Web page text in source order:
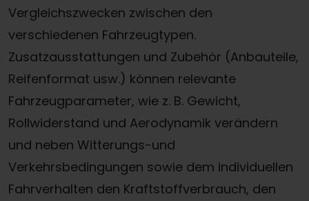
Vergleichszwecken zwischen den
verschiedenen Fahrzeugtypen.
Zusatzausstattungen und Zubehör (Anbauteile,
Reifenformat usw.) können relevante
Fahrzeugparameter, wie z. B. Gewicht,
Rollwiderstand und Aerodynamik verändern
und neben Witterungs-und
Verkehrsbedingungen sowie dem individuellen
Fahrverhalten den Kraftstoffverbrauch, den